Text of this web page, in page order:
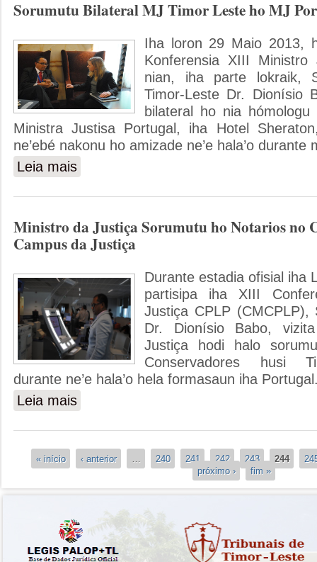
Sorumutu Bilateral MJ Timor Leste ho MJ
Iha loron 29 Maio 2013,
Konferensia XIII Ministro
nian, iha parte lokraik,
Timor-Leste Dr. Dionísio
bilateral ho nia
Ministra Justisa Portugal, iha Hotel
ne’ebé nakonu ho amizade ne’e hala’o
Leia mais
Ministro da Justiça Sorumutu ho Notarios no
Campus da Justiça
Durante estadia ofisial iha
partisipa iha XIII
Justiça CPLP (CMCPLP),
Dr. Dionísio Babo,
Justiça hodi halo
Conservadores husi
durante ne’e hala’o hela formasaun iha
Leia mais
Páginas
« início ‹ anterior 240 241 242 243 244
próximo ›
fim »